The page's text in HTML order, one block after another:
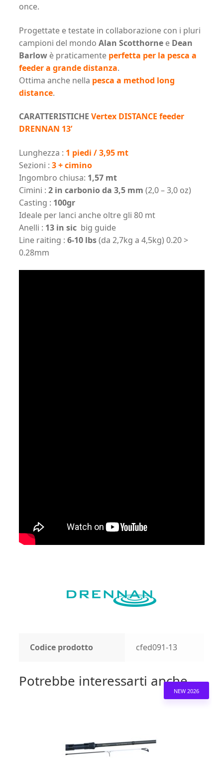
once.
Progettate e testate in collaborazione con i pluri
campioni del mondo Alan Scotthorne e Dean
Barlow è praticamente perfetta per la pesca a
feeder a grande distanza.
Ottima anche nella pesca a method long
distance.
CARATTERISTICHE Vertex DISTANCE feeder
DRENNAN 13’
Lunghezza : 1 piedi / 3,95 mt
Sezioni : 3 + cimino
Ingombro chiusa: 1,57 mt
Cimini : 2 in carbonio da 3,5 mm (2,0 – 3,0 oz)
Casting : 100gr
Ideale per lanci anche oltre gli 80 mt
Anelli : 13 in sic big guide
Line raiting : 6-10 lbs(da 2,7kg a 4,5kg) 0.20 >
0.28mm
Codice prodotto cfed091-13
Potrebbe interessarti anche...
NEW 2026